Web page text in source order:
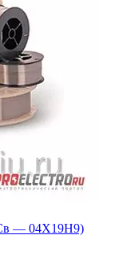
— 04Х19Н9)